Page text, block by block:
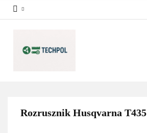
Rozrusznik Husqvarna T435